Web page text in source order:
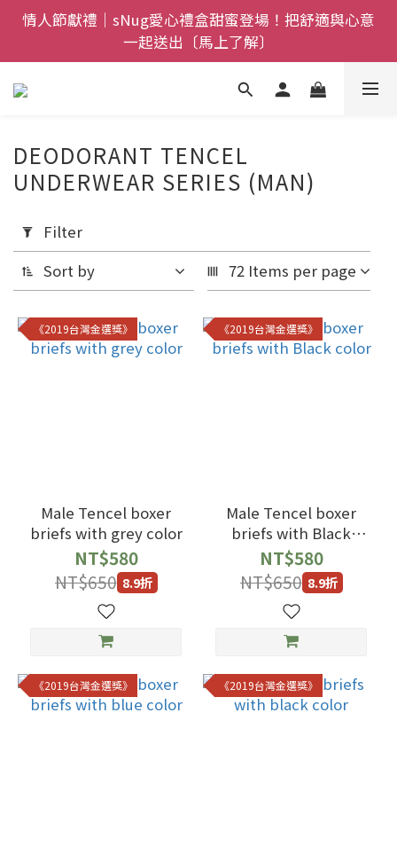
全館$800免運｜任搭８折起｜滿額再送新品-悠哉斑馬
襪〔立即了解〕
情人節獻禮｜sNug愛心禮盒甜蜜登場！把舒適與心意
一起送出〔馬上了解〕
父親節禮盒登場｜把舒適送進爸爸的每一天，日夜呵護
一次備好〔馬上了解〕
全館$800免運｜任搭８折起｜滿額再送新品-悠哉斑馬
襪〔立即了解〕
Apply
(0/20)
Price
(NT$)
DEODORANT TENCEL
UNDERWEAR SERIES (MAN)
Filter
Sort by
72 Items per page
《2019台灣金選獎》
Male Tencel boxer
briefs with grey color
NT$580
NT$650 8.9折
《2019台灣金選獎》
Male Tencel boxer
briefs with Black
color
NT$580
NT$650 8.9折
《2019台灣金選獎》 《2019台灣金選獎》